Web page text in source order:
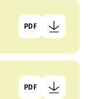
PDF
PDF